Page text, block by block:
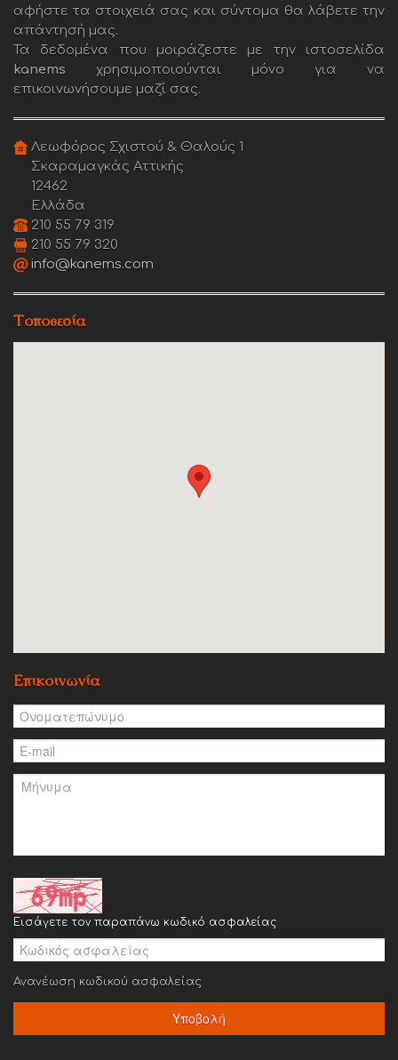
αφήστε τα στοιχειά σας και σύντομα θα λάβετε την
απάντησή μας.
Τα δεδομένα που μοιράζεστε με την ιστοσελίδα
kanems χρησιμοποιούνται μόνο για να
επικοινωνήσουμε μαζί σας.
Λεωφόρος Σχιστού & Θαλούς 1
Σκαραμαγκάς Αττικής
12462
Ελλάδα
210 55 79 319
210 55 79 320
info@kanems.com
Τοποθεσία
Επικοινωνία
Εισάγετε τον παραπάνω κωδικό ασφαλείας
Ανανέωση κωδικού ασφαλείας
Υποβολή